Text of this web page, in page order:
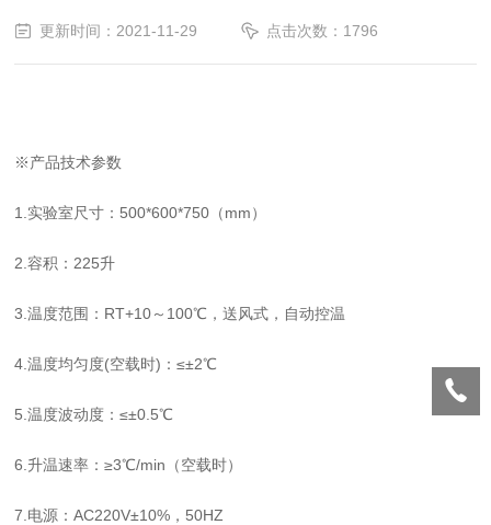
更新时间：2021-11-29 点击次数：1796
※产品技术参数
1. 实验室尺寸： 500*600*750（mm）
2.容积： 225升
3.温度范围： RT+10～100℃，送风式，自动控温
4.温度均匀度(空载时)：≤±2℃
5.温度波动度：≤±0.5℃
6. 升温速率：≥3℃/min（空载时）
7. 电源：AC220V±10%，50HZ